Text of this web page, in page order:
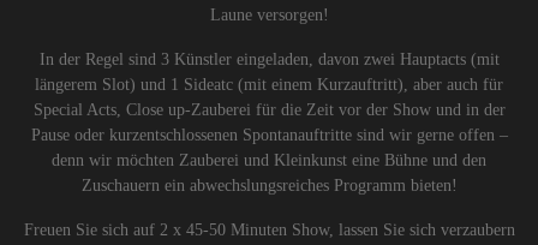
Laune versorgen!
In der Regel sind 3 Künstler eingeladen, davon zwei Hauptacts (mit
längerem Slot) und 1 Sideatc (mit einem Kurzauftritt), aber auch für
Special Acts, Close up-Zauberei für die Zeit vor der Show und in der
Pause oder kurzentschlossenen Spontanauftritte sind wir gerne offen –
denn wir möchten Zauberei und Kleinkunst eine Bühne und den
Zuschauern ein abwechslungsreiches Programm bieten!
Freuen Sie sich auf 2 x 45-50 Minuten Show, lassen Sie sich verzaubern